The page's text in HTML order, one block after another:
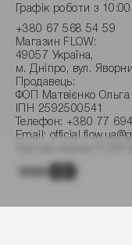
Графік роботи з
+380 67 568 54 59
Магазин FLOW:
49057 Україна,
м. Дніпро, вул.
Продавець:
ФОП Матвієнко Ольга
ІПН 2592500541
Телефон: +380 77
Email: